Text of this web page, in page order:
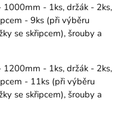
- 1ks, držák - 2ks,
- 9ks (při výběru
se skřipcem), šrouby a
- 1ks, držák - 2ks,
- 11ks (při výběru
se skřipcem), šrouby a